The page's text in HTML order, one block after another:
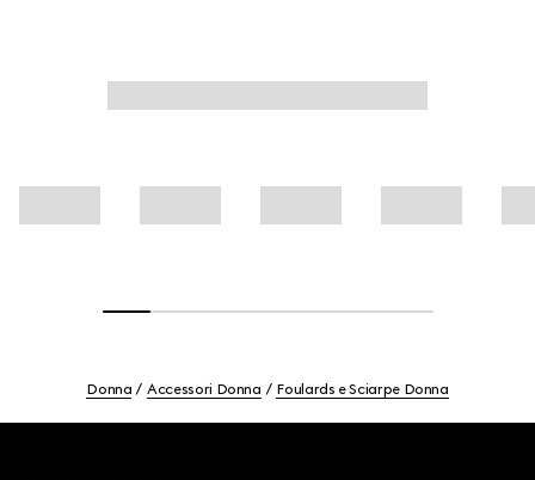
Donna Accessori Donna Foulards e Sciarpe Donna